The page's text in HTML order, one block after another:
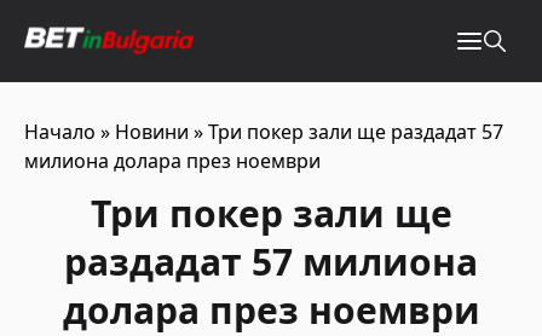
Начало » Новини »Три покер зали ще раздадат 57
милиона долара през ноември
Три покер зали ще
раздадат 57 милиона
долара през ноември